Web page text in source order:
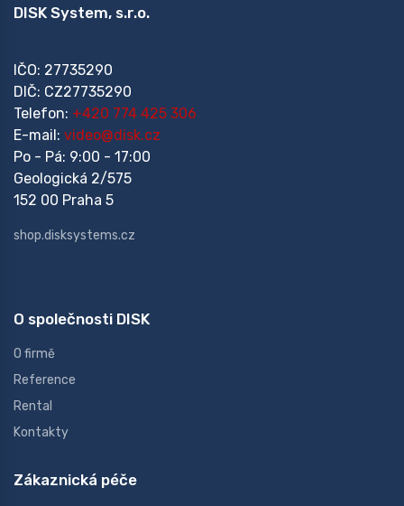
DISK System, s.r.o.
IČO: 27735290
DIČ: CZ27735290
Telefon: +420 774 425 306
E-mail: video@disk.cz
Po - Pá: 9:00 - 17:00
Geologická 2/575
152 00 Praha 5
shop.disksystems.cz
O společnosti DISK
O firmě
Reference
Rental
Kontakty
Zákaznická péče